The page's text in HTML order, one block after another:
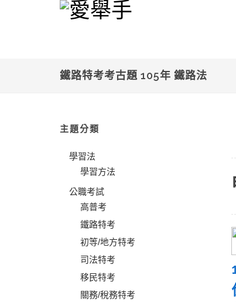
鐵路特考考古題 105年 鐵路法
主題分類
學習法
學習方法
公職考試
高普考
鐵路特考
初等/地方特考
司法特考
移民特考
關務/稅務特考